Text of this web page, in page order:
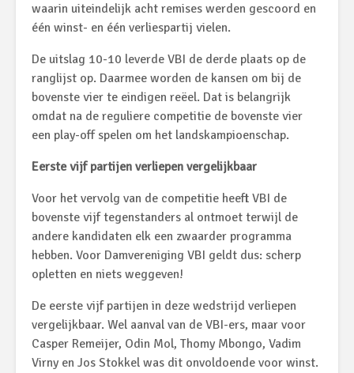
waarin uiteindelijk acht remises werden gescoord en
één winst- en één verliespartij vielen.
De uitslag 10-10 leverde VBI de derde plaats op de
ranglijst op. Daarmee worden de kansen om bij de
bovenste vier te eindigen reëel. Dat is belangrijk
omdat na de reguliere competitie de bovenste vier
een play-off spelen om het landskampioenschap.
Eerste vijf partijen verliepen vergelijkbaar
Voor het vervolg van de competitie heeft VBI de
bovenste vijf tegenstanders al ontmoet terwijl de
andere kandidaten elk een zwaarder programma
hebben. Voor Damvereniging VBI geldt dus: scherp
opletten en niets weggeven!
De eerste vijf partijen in deze wedstrijd verliepen
vergelijkbaar. Wel aanval van de VBI-ers, maar voor
Casper Remeijer, Odin Mol, Thomy Mbongo, Vadim
Virny en Jos Stokkel was dit onvoldoende voor winst.